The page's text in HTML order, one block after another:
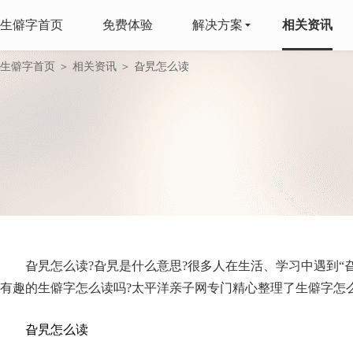
生僻字首页 免费体验 解决方案 相关资讯
生僻字首页 ＞ 相关资讯 ＞ 旮旯怎么读
旮旯怎么读?旮旯是什么意思?很多人在生活、学习中遇到“
有趣的生僻字怎么读吗?太平洋亲子网专门精心整理了生僻字
旮旯怎么读